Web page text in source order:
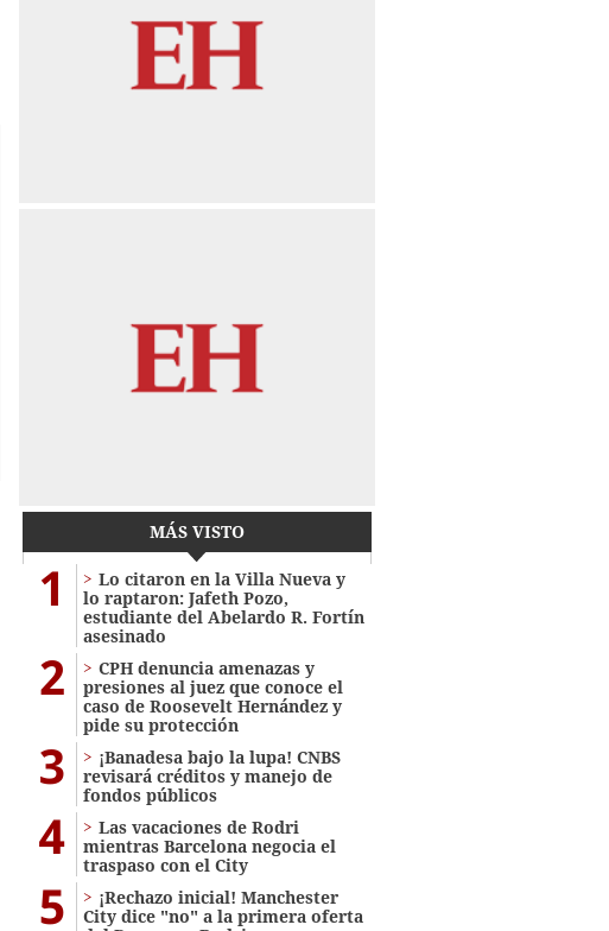
MÁS VISTO
1
Lo citaron en la Villa Nueva y
lo raptaron: Jafeth Pozo,
estudiante del Abelardo R. Fortín
asesinado
2
CPH denuncia amenazas y
presiones al juez que conoce el
caso de Roosevelt Hernández y
pide su protección
3
¡Banadesa bajo la lupa! CNBS
revisará créditos y manejo de
fondos públicos
4
Las vacaciones de Rodri
mientras Barcelona negocia el
traspaso con el City
5
¡Rechazo inicial! Manchester
City dice "no" a la primera oferta